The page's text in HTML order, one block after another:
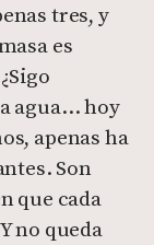
tres, y
es
agua… hoy
apenas ha
Son
que cada
no queda